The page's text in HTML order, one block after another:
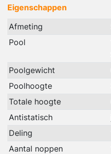
Eigenschappen
Afmeting
Pool
Poolgewicht
Poolhoogte
Totale hoogte
Antistatisch
Deling
Aantal noppen